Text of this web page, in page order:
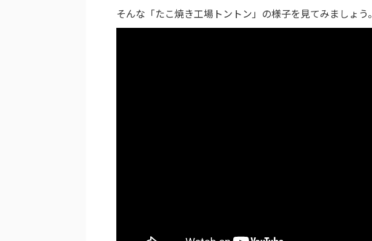
そんな「たこ焼き工場トントン」の様子を見てみましょう。